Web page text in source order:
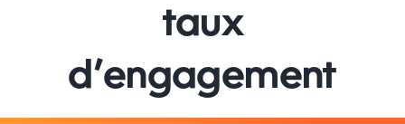
taux
d’engagement